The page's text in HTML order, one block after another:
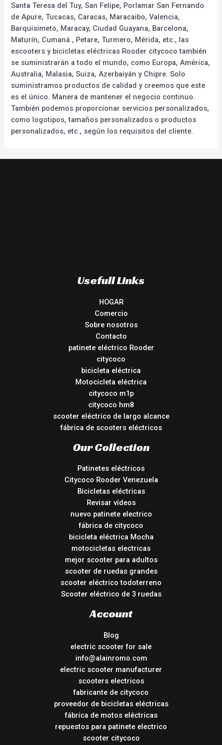
Santa Teresa del Tuy, San Felipe, Porlamar San Fernando
de Apure, Tucacas, Caracas, Maracaibo, Valencia,
Barquisimeto, Maracay, Ciudad Guayana, Barcelona,
Maturín, Cumaná , Petare, Turmero, Mérida, etc., las
escooters y bicicletas eléctricas Rooder citycoco también
se suministrarán a todo el mundo, como Europa, América,
Australia, Malasia, Suiza, Azerbaiyán y Chipre. Solo
suministramos productos de calidad y creemos que este
es el único. Manera de mantener el negocio continuo.
También podemos proporcionar servicios personalizados,
como logotipos, tamaños personalizados o productos
personalizados, etc., según los requisitos del cliente.
Usefull Links
HOGAR
Comercio
Sobre nosotros
Contacto
patinete eléctrico Rooder
citycoco
bicicleta eléctrica
Motocicleta eléctrica
citycoco m1p
citycoco hm8
scooter eléctrico de largo alcance
fábrica de scooters eléctricos
Our Collection
Patinetes eléctricos
Citycoco Rooder Venezuela
Bicicletas eléctricas
Revisar vídeos
nuevo patinete electrico
fábrica de citycoco
bicicleta eléctrica Mocha
motocicletas electricas
mejor scooter para adultos
scooter de ruedas grandes
scooter eléctrico todoterreno
Scooter eléctrico de 3 ruedas
Account
Blog
electric scooter for sale
info@alainromo.com
electric scooter manufacturer
scooters electricos
fabricante de citycoco
proveedor de bicicletas eléctricas
fábrica de motos eléctricas
repuestos para patinete electrico
scooter citycoco